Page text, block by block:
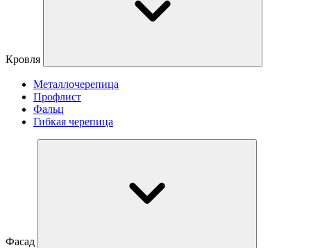
Кровля
Металлочерепица
Профлист
Фальц
Гибкая черепица
Фасад